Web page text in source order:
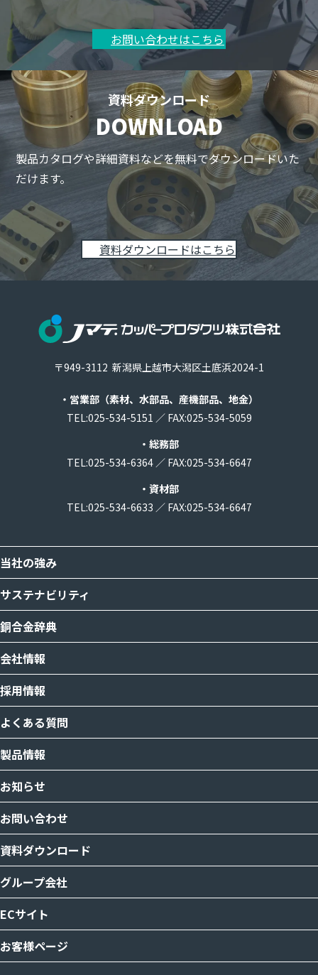
お問い合わせはこちら
資料ダウンロード
DOWNLOAD
製品カタログや詳細資料などを無料でダウンロードいた
だけます。
資料ダウンロードはこちら
〒949-3112 新潟県上越市大潟区土底浜2024-1
・営業部 （素材、水部品、産機部品、地金）
TEL:025-534-5151 ／ FAX:025-534-5059
・総務部
TEL:025-534-6364／ FAX:025-534-6647
・資材部
TEL:025-534-6633 ／ FAX:025-534-6647
当社の強み
サステナビリティ
銅合金辞典
会社情報
採用情報
よくある質問
製品情報
お知らせ
お問い合わせ
資料ダウンロード
グループ会社
ECサイト
お客様ページ